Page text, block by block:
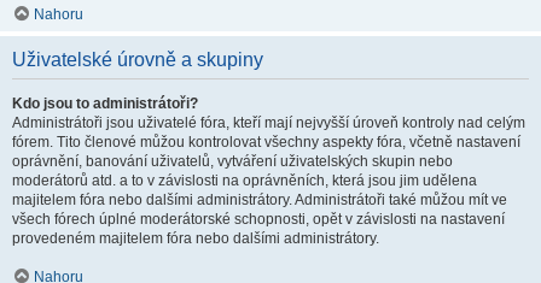
Nahoru
Uživatelské úrovně a skupiny
Kdo jsou to administrátoři?
Administrátoři jsou uživatelé fóra, kteří mají nejvyšší úroveň kontroly nad celým
fórem. Tito členové můžou kontrolovat všechny aspekty fóra, včetně nastavení
oprávnění, banování uživatelů, vytváření uživatelských skupin nebo
moderátorů atd. a to v závislosti na oprávněních, která jsou jim udělena
majitelem fóra nebo dalšími administrátory. Administrátoři také můžou mít ve
všech fórech úplné moderátorské schopnosti, opět v závislosti na nastavení
provedeném majitelem fóra nebo dalšími administrátory.
Nahoru